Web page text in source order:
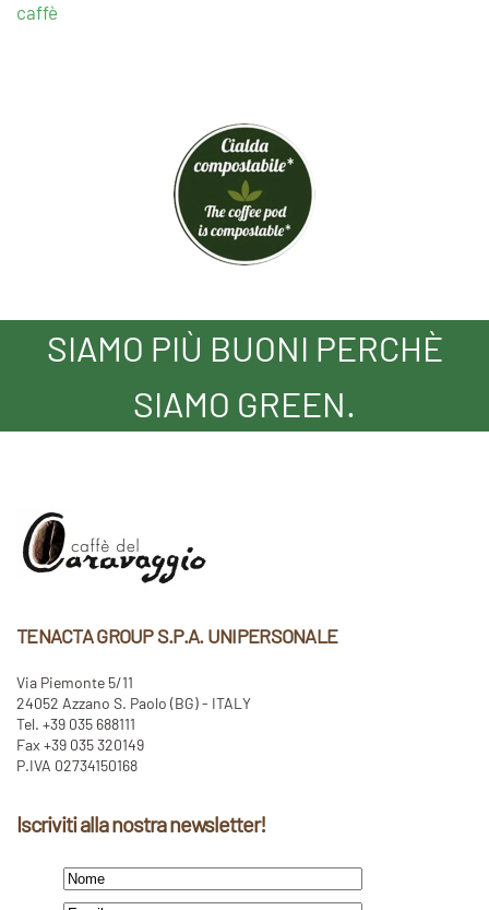
caffè
SIAMO PIÙ BUONI PERCHÈ
SIAMO GREEN.
TENACTA GROUP S.P.A. UNIPERSONALE
Via Piemonte 5/11
24052 Azzano S. Paolo (BG) - ITALY
Tel. +39 035 688111
Fax +39 035 320149
P.IVA 02734150168
Iscriviti alla nostra newsletter!